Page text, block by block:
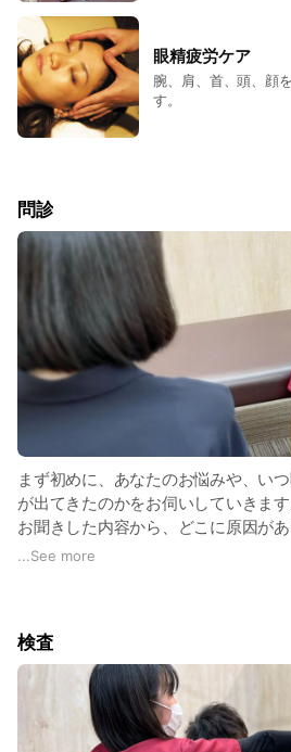
眼精疲労ケア
腕、肩、首、頭、顔
す。
問診
まず初めに、あなたのお悩みや、い
が出てきたのかをお伺いしていきます
お聞きした内容から、どこに原因が
す。
...See more
検査